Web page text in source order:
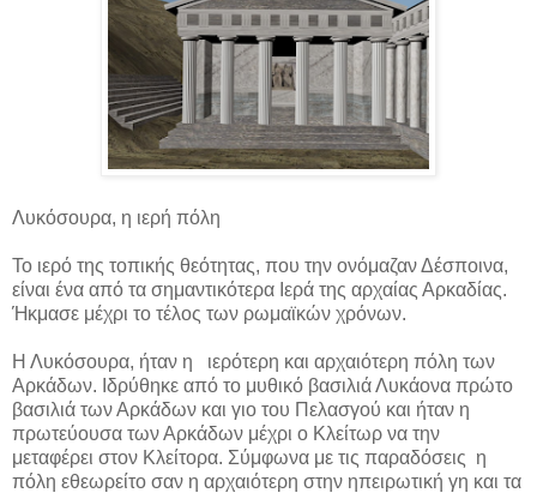
Λυκόσουρα, η ιερή πόλη
Το ιερό της τοπικής θεότητας, που την ονόμαζαν Δέσποινα,
είναι ένα από τα σημαντικότερα Ιερά της αρχαίας Αρκαδίας.
Ήκμασε μέχρι το τέλος των ρωμαϊκών χρόνων.
Η Λυκόσουρα, ήταν η ιερότερη και αρχαιότερη πόλη των
Αρκάδων. Ιδρύθηκε από το μυθικό βασιλιά Λυκάονα πρώτο
βασιλιά των Αρκάδων και γιο του Πελασγού και ήταν η
πρωτεύουσα των Αρκάδων μέχρι ο Κλείτωρ να την
μεταφέρει στον Κλείτορα. Σύμφωνα με τις παραδόσεις η
πόλη εθεωρείτο σαν η αρχαιότερη στην ηπειρωτική γη και τα